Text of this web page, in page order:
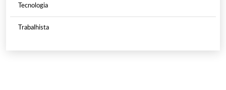
Tecnologia
Trabalhista